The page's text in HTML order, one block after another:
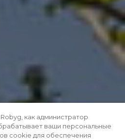
как администратор
ваши персональные
cookie для обеспечения